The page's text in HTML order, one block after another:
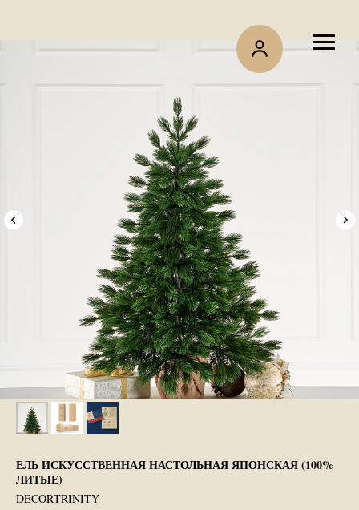
ЕЛЬ ИСКУССТВЕННАЯ НАСТОЛЬНАЯ ЯПОНСКАЯ (100%
ЛИТЫЕ)
DECORTRINITY